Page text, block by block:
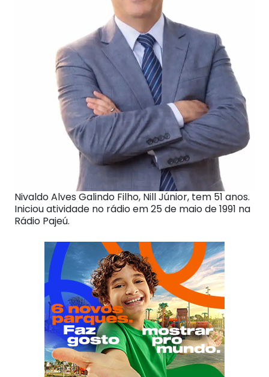
Nivaldo Alves Galindo Filho, Nill Júnior, tem 51 anos.
Iniciou atividade no rádio em 25 de maio de 1991 na
Rádio Pajeú.